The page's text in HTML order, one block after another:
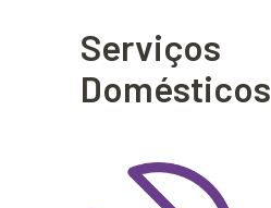
Serviços
Domésticos